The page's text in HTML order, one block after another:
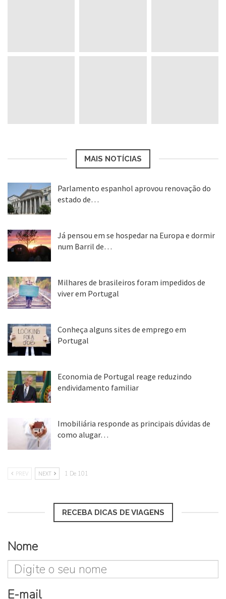
MAIS NOTÍCIAS
Parlamento espanhol aprovou renovação do
estado de…
Já pensou em se hospedar na Europa e dormir
num Barril de…
Milhares de brasileiros foram impedidos de
viver em Portugal
Conheça alguns sites de emprego em
Portugal
Economia de Portugal reage reduzindo
endividamento familiar
Imobiliária responde as principais dúvidas de
como alugar…
PREV NEXT 1 De 101
RECEBA DICAS DE VIAGENS
Nome
E-mail